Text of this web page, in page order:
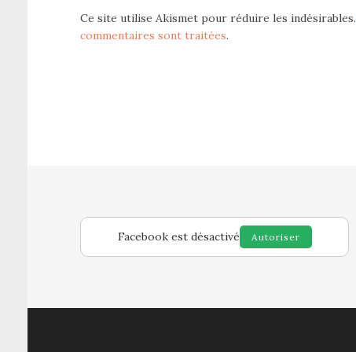
Ce site utilise Akismet pour réduire les indésirables.
commentaires sont traitées.
Facebook est désactivé Autoriser